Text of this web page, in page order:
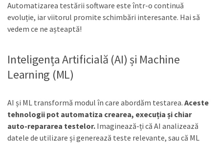
Automatizarea testării software este într-o continuă
evoluție, iar viitorul promite schimbări interesante. Hai să
vedem ce ne așteaptă!
Inteligența Artificială (AI) și Machine
Learning (ML)
AI și ML transformă modul în care abordăm testarea. Aceste
tehnologii pot automatiza crearea, execuția și chiar
auto-repararea testelor. Imaginează-ți că AI analizează
datele de utilizare și generează teste relevante, sau că ML